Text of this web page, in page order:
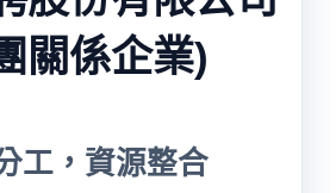
關係企業)
工，資源整合